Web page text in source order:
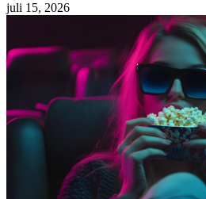
juli 15, 2026